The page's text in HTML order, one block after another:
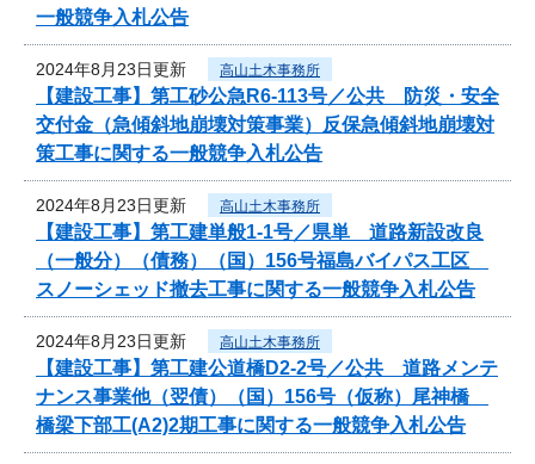
一般競争入札公告
2024年8月23日更新 高山土木事務所
【建設工事】第工砂公急R6-113号／公共 防災・安全
交付金（急傾斜地崩壊対策事業）反保急傾斜地崩壊対
策工事に関する一般競争入札公告
2024年8月23日更新 高山土木事務所
【建設工事】第工建単般1-1号／県単 道路新設改良
（一般分）（債務）（国）156号福島バイパス工区
スノーシェッド撤去工事に関する一般競争入札公告
2024年8月23日更新 高山土木事務所
【建設工事】第工建公道橋D2-2号／公共 道路メンテ
ナンス事業他（翌債）（国）156号（仮称）尾神橋
橋梁下部工(A2)2期工事に関する一般競争入札公告